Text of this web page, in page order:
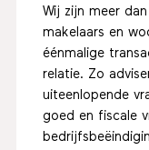
Wij zijn meer
makelaars en
éénmalige
relatie. Zo
uiteenlopende
goed en fiscale